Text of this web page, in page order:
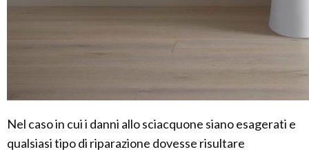
Nel caso in cui i danni allo sciacquone siano esagerati e
qualsiasi tipo di riparazione dovesse risultare